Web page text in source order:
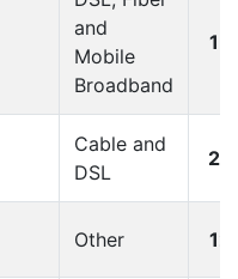
and
Mobile
Broadband
Cable and
DSL
Other